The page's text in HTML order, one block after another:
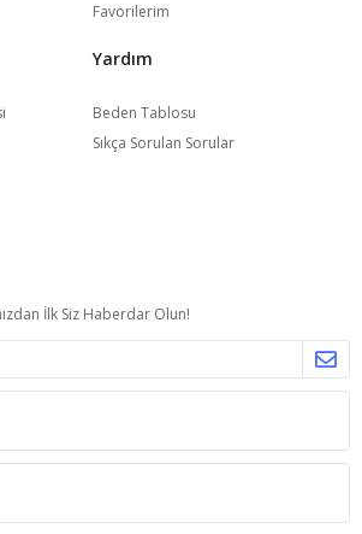
Favorilerim
Yardım
Beden Tablosu
Sıkça Sorulan Sorular
İlk Siz Haberdar Olun!